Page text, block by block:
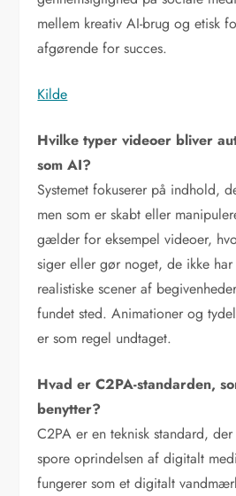
mellem kreativ AI-brug og etisk
afgørende for succes.
Kilde
Hvilke typer videoer bliver
som AI?
Systemet fokuserer på indhold,
men som er skabt eller
gælder for eksempel videoer,
siger eller gør noget, de ikke
realistiske scener af
fundet sted. Animationer og
er som regel undtaget.
Hvad er C2PA-standarden,
benytter?
C2PA er en teknisk standard,
spore oprindelsen af digitalt
fungerer som et digitalt